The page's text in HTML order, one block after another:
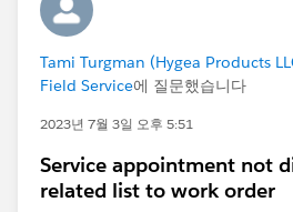
Tami Turgman (Hygea Products
Field Service에 질문했습니다
2023년 7월 3일 오후 5:51
Service appointment not
related list to work order